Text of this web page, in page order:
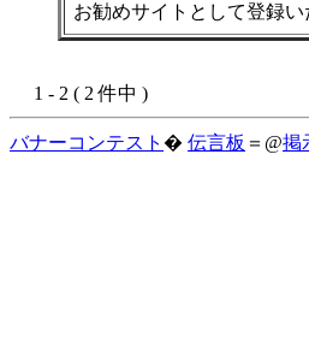
お勧めサイトとして登録い
1 - 2 ( 2 件中 )
バナーコンテスト � 伝言板 ＝@掲